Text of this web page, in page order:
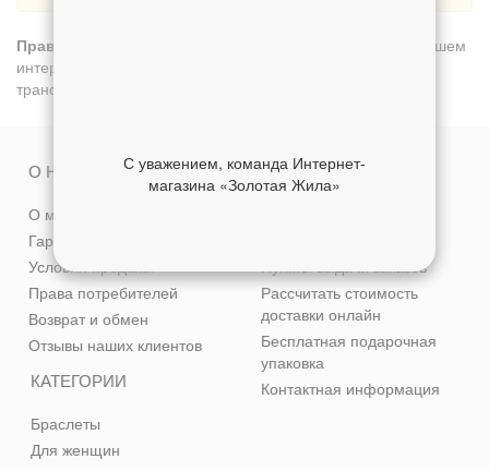
Православные кольца золотые 21.5
можно купить в нашем
интернет-магазине с доставкой по Москве, а также
транспортными компаниями по всем городам России.
КАТЕГОРИИ
Браслеты
Для женщин
О НАС
О магазине
Гарантия качества
Условия продажи
Права потребителей
Возврат и обмен
Отзывы наших клиентов
СЕРВИС
Пункты выдачи заказов
Рассчитать стоимость
доставки онлайн
Бесплатная подарочная
упаковка
Контактная информация
С уважением, команда Интернет-
магазина «Золотая Жила»